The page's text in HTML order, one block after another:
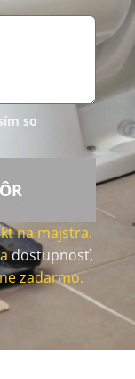
so
na majstra.
dostupnosť,
zadarmo.